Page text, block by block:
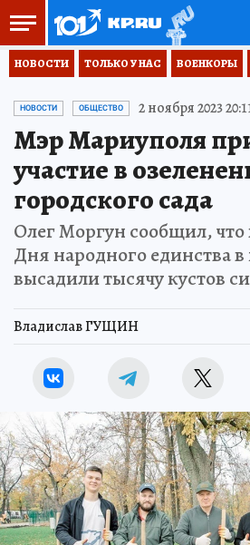
НОВОСТИ ТОЛЬКО У НАС ВОЕНКОРЫ
НОВОСТИ ОБЩЕСТВО 2 ноября 2023
Мэр Мариуполя
участие в
городского сада
Олег Моргун сообщил,
Дня народного единства
высадили тысячу кустов
Владислав ГУЩИН